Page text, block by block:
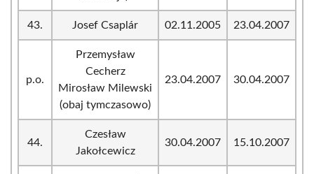
43. Josef Csaplár 02.11.2005 23.04.2007
p.o.
Przemysław
Cecherz
Mirosław Milewski
(obaj tymczasowo)
23.04.2007 30.04.2007
44.
Czesław
Jakołcewicz
30.04.2007 15.10.2007